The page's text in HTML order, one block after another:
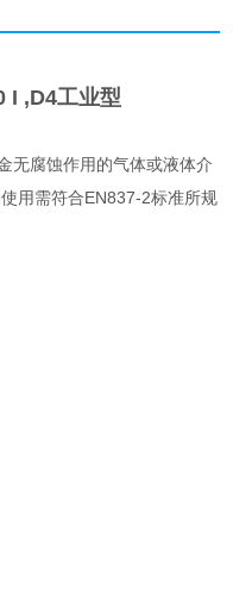
I ,D4工业型
无腐蚀作用的气体或液体介
用需符合EN837-2标准所规